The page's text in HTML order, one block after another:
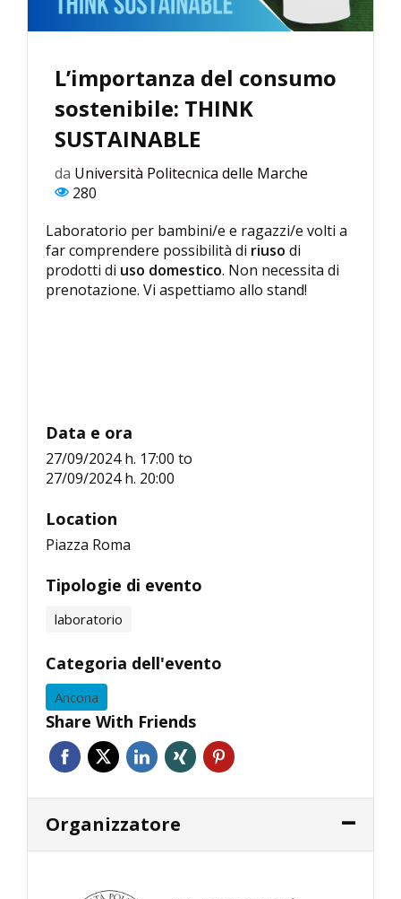
L’importanza del consumo
sostenibile: THINK
SUSTAINABLE
da Università Politecnica delle Marche
280
Laboratorio per bambini/e e ragazzi/e volti a
far comprendere possibilità di riuso di
prodotti di uso domestico. Non necessita di
prenotazione. Vi aspettiamo allo stand!
Data e ora
27/09/2024 h. 17:00 to
27/09/2024 h. 20:00
Location
Piazza Roma
Tipologie di evento
laboratorio
Categoria dell'evento
Ancona
Share With Friends
Organizzatore